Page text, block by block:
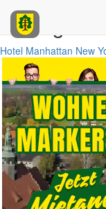
Anzeigen
Hotel Manhattan New